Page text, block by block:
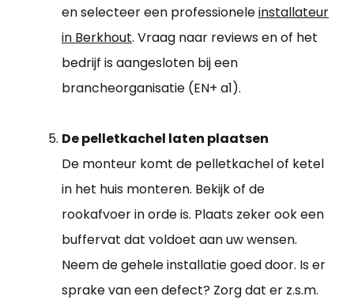
en selecteer een professioneleinstallateur
in Berkhout. Vraag naar reviews en of het
bedrijf is aangesloten bij een
brancheorganisatie (EN+ a1).
De pelletkachel laten plaatsen
De monteur komt de pelletkachel of ketel
in het huis monteren. Bekijk of de
rookafvoer in orde is. Plaats zeker ook een
buffervat dat voldoet aan uw wensen.
Neem de gehele installatie goed door. Is er
sprake van een defect? Zorg dat er z.s.m.